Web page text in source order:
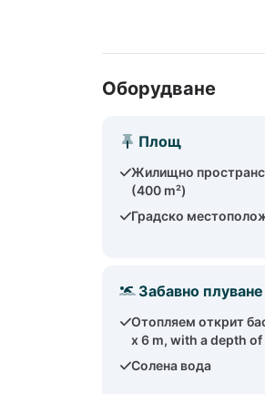
Оборудване
Площ
Жилищно
(400 m²)
Градско
Забавно плуване
Отопляем открит
x 6 m, with a depth of
Солена вода